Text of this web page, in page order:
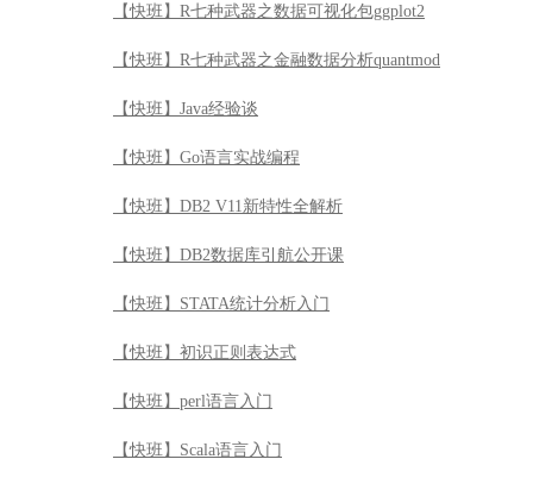
【快班】R七种武器之数据可视化包ggplot2
【快班】R七种武器之金融数据分析quantmod
【快班】Java经验谈
【快班】Go语言实战编程
【快班】DB2 V11新特性全解析
【快班】DB2数据库引航公开课
【快班】STATA统计分析入门
【快班】初识正则表达式
【快班】perl语言入门
【快班】Scala语言入门